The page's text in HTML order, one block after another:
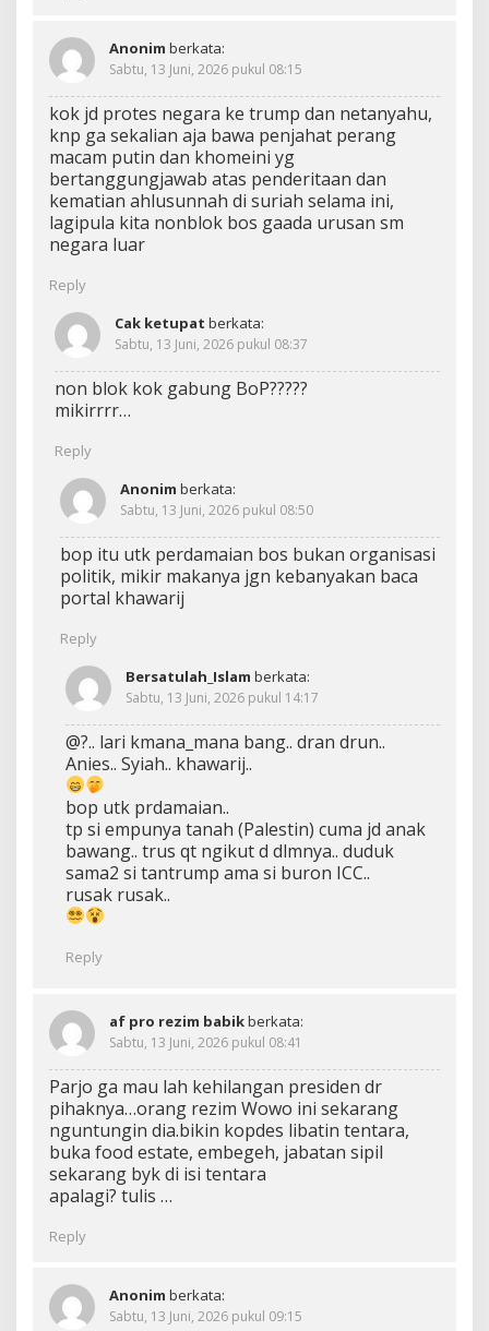
Anonim berkata:
Sabtu, 13 Juni, 2026 pukul 08:15
kok jd protes negara ke trump dan netanyahu,
knp ga sekalian aja bawa penjahat perang
macam putin dan khomeini yg
bertanggungjawab atas penderitaan dan
kematian ahlusunnah di suriah selama ini,
lagipula kita nonblok bos gaada urusan sm
negara luar
Reply
Cak ketupat berkata:
Sabtu, 13 Juni, 2026 pukul 08:37
non blok kok gabung BoP?????
mikirrrr…
Reply
Anonim berkata:
Sabtu, 13 Juni, 2026 pukul 08:50
bop itu utk perdamaian bos bukan organisasi
politik, mikir makanya jgn kebanyakan baca
portal khawarij
Reply
Bersatulah_Islam berkata:
Sabtu, 13 Juni, 2026 pukul 14:17
@?.. lari kmana_mana bang.. dran drun..
Anies.. Syiah.. khawarij..
bop utk prdamaian..
tp si empunya tanah (Palestin) cuma jd anak
bawang.. trus qt ngikut d dlmnya.. duduk
sama2 si tantrump ama si buron ICC..
rusak rusak..
Reply
af pro rezim babikberkata:
Sabtu, 13 Juni, 2026 pukul 08:41
Parjo ga mau lah kehilangan presiden dr
pihaknya…orang rezim Wowo ini sekarang
nguntungin dia.bikin kopdes libatin tentara,
buka food estate, embegeh, jabatan sipil
sekarang byk di isi tentara
apalagi? tulis …
Reply
Anonim berkata:
Sabtu, 13 Juni, 2026 pukul 09:15